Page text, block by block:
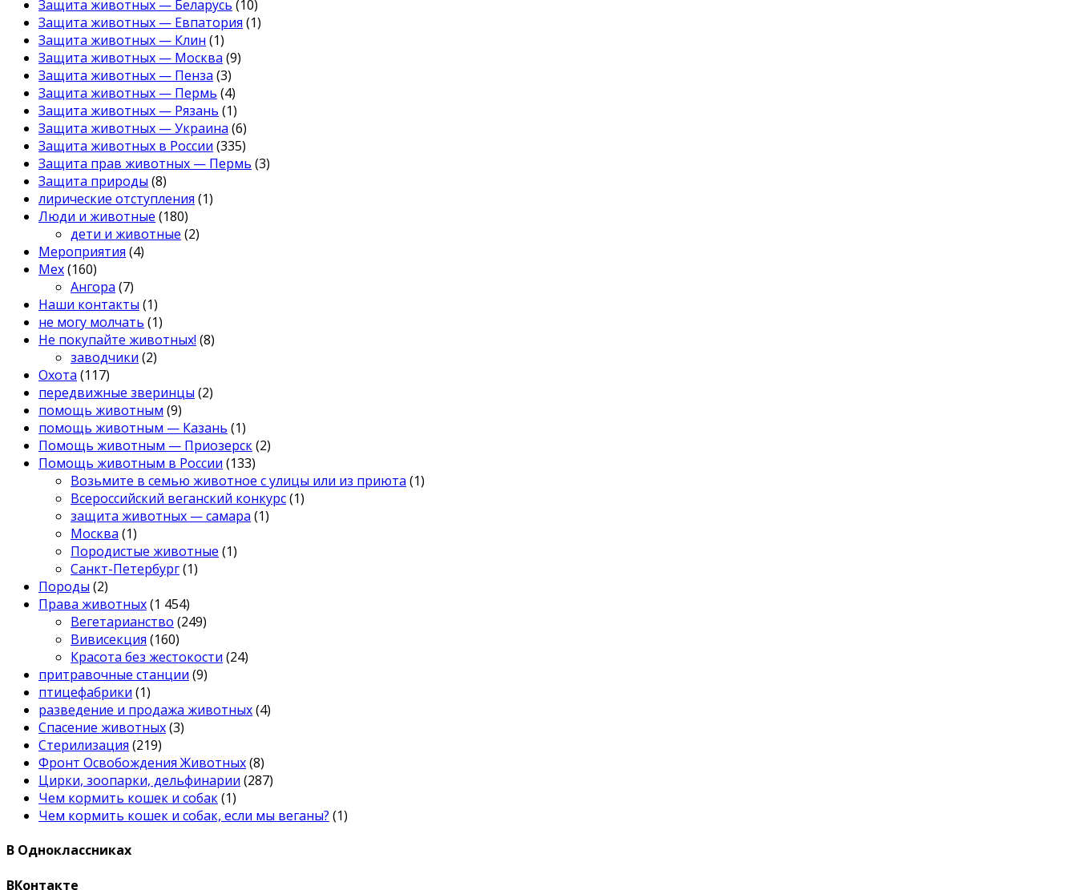
Защита животных — Беларусь (10)
Защита животных — Евпатория (1)
Защита животных — Клин (1)
Защита животных — Москва (9)
Защита животных — Пенза (3)
Защита животных — Пермь (4)
Защита животных — Рязань (1)
Защита животных — Украина (6)
Защита животных в России (335)
Защита прав животных — Пермь (3)
Защита природы (8)
лирические отступления (1)
Люди и животные (180)
дети и животные (2)
Мероприятия (4)
Мех(160)
Ангора (7)
Наши контакты (1)
не могу молчать (1)
Не покупайте животных! (8)
заводчики (2)
Охота (117)
передвижные зверинцы (2)
помощь животным (9)
помощь животным — Казань (1)
Помощь животным — Приозерск(2)
Помощь животным в России (133)
Возьмите в семью животное с улицы или из приюта (1)
Всероссийский веганский конкурс(1)
защита животных — самара (1)
Москва (1)
Породистые животные (1)
Санкт-Петербург(1)
Породы (2)
Права животных(1 454)
Вегетарианство (249)
Вивисекция (160)
Красота без жестокости (24)
притравочные станции (9)
птицефабрики (1)
разведение и продажа животных(4)
Спасение животных(3)
Стерилизация (219)
Фронт Освобождения Животных(8)
Цирки, зоопарки, дельфинарии (287)
Чем кормить кошек и собак(1)
Чем кормить кошек и собак, если мы веганы? (1)
В Одноклассниках
ВКонтакте